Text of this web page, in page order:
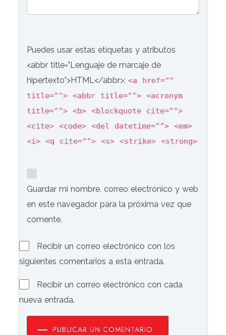
Puedes usar estas etiquetas y atributos
<abbr title="Lenguaje de marcaje de
hipertexto">HTML</abbr>:<a href=""
title=""> <abbr title=""> <acronym
title=""> <b> <blockquote cite="">
<cite> <code> <del datetime=""> <em>
<i> <q cite=""> <s> <strike> <strong>
Guardar mi nombre, correo electrónico y web
en este navegador para la próxima vez que
comente.
Recibir un correo electrónico con los
siguientes comentarios a esta entrada.
Recibir un correo electrónico con cada
nueva entrada.
PUBLICAR UN COMENTARIO